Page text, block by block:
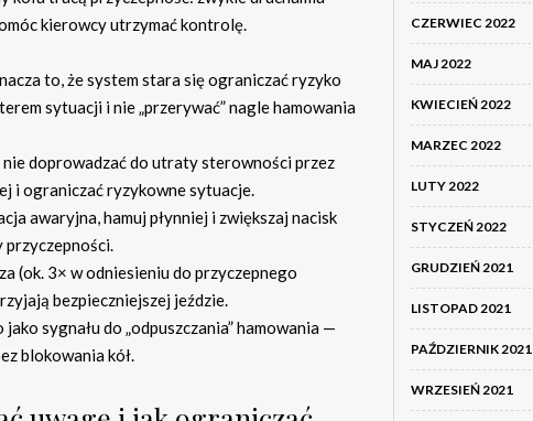
kierowcy utrzymać kontrolę.
to, że system stara się ograniczać ryzyko
sytuacji i nie „przerywać” nagle hamowania
nie doprowadzać do utraty sterowności przez
i ograniczać ryzykowne sytuacje.
awaryjna, hamuj płynniej i zwiększaj nacisk
przyczepności.
(ok. 3× w odniesieniu do przyczepnego
bezpieczniejszej jeździe.
sygnału do „odpuszczania” hamowania —
blokowania kół.
CZERWIEC 2022
MAJ 2022
KWIECIEŃ 2022
MARZEC 2022
LUTY 2022
STYCZEŃ 2022
GRUDZIEŃ 2021
LISTOPAD 2021
PAŹDZIERNIK 2021
WRZESIEŃ 2021